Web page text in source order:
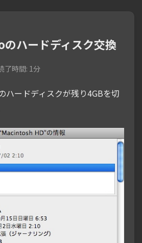
ハードディスク交換
了時間: 1分
ハードディスクが残り4GBを切